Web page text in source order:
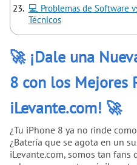
💻 Problemas de Software
Técnicos
🚀 ¡Dale una
8 con los Mejores
iLevante.com! 🚀
¿Tu iPhone 8 ya no rinde
¿Batería que se agota en un
iLevante.com, somos tan fans